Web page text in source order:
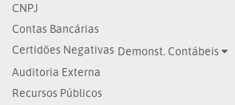
CNPJ
Contas Bancárias
Certidões Negativas Demonst. Contábeis
Auditoria Externa
Recursos Públicos